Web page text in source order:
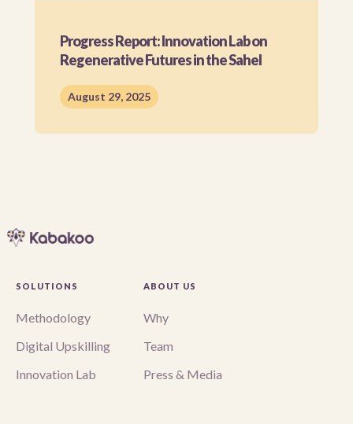
Progress Report: Innovation Lab on
Regenerative Futures in the Sahel
August 29, 2025
SOLUTIONS
Methodology
Digital Upskilling
Innovation Lab
ABOUT US
Why
Team
Press & Media